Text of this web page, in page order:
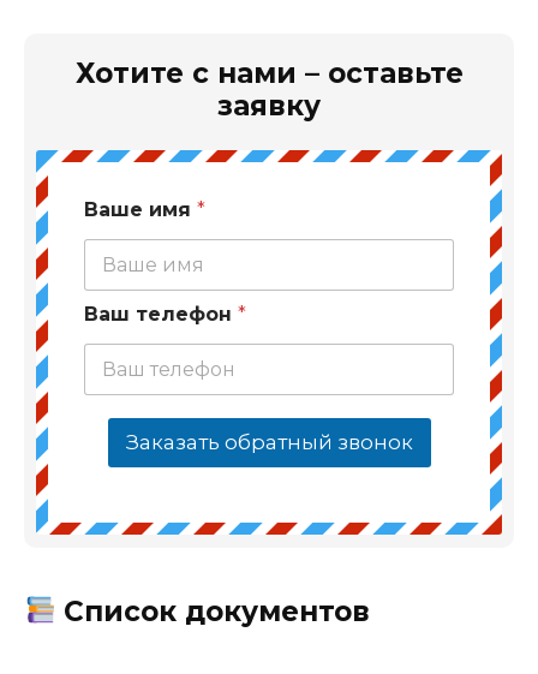
Хотите с нами – оставьте
заявку
Ваше имя *
Ваш телефон *
Заказать обратный звонок
Список документов